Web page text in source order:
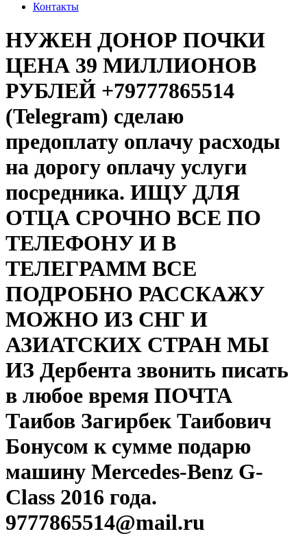
Контакты
НУЖЕН ДОНОР ПОЧКИ
ЦЕНА 39 МИЛЛИОНОВ
РУБЛЕЙ +79777865514
(Telegram) сделаю
предоплату оплачу расходы
на дорогу оплачу услуги
посредника. ИЩУ ДЛЯ
ОТЦА СРОЧНО ВСЕ ПО
ТЕЛЕФОНУ И В
ТЕЛЕГРАМM ВСЕ
ПОДРОБНО РАССКАЖУ
МОЖНО ИЗ СНГ И
АЗИАТСКИХ СТРАН МЫ
ИЗ Дербента звонить писать
в любое время ПОЧТА
Таибов Загирбек Таибович
Бонусом к сумме подарю
машину Mercedes-Benz G-
Class 2016 года.
9777865514@mail.ru